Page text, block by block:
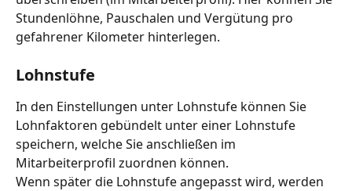
Stundenlöhne, Pauschalen und Vergütung pro
gefahrener Kilometer hinterlegen.
Lohnstufe
In den Einstellungen unter Lohnstufe können Sie
Lohnfaktoren gebündelt unter einer Lohnstufe
speichern, welche Sie anschließen im
Mitarbeiterprofil zuordnen können.
Wenn später die Lohnstufe angepasst wird, werden